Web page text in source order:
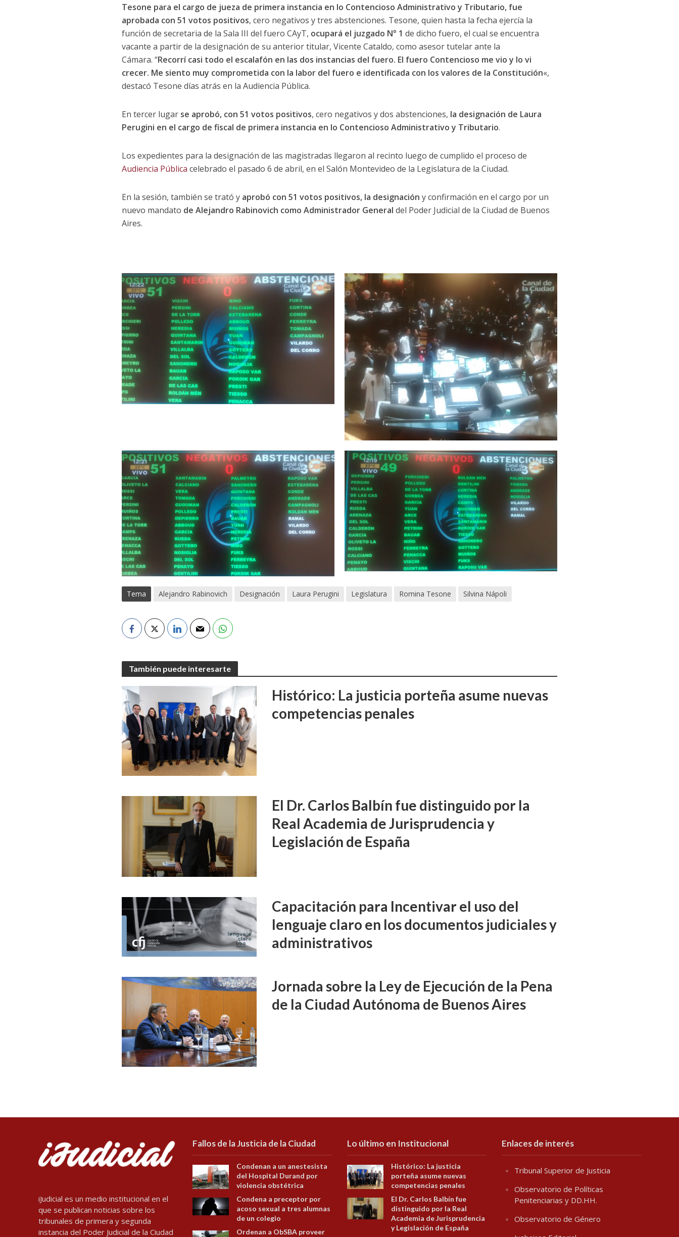
Tesone para el cargo de jueza de primera instancia en lo Contencioso Administrativo y Tributario, fue
aprobada con 51 votos positivos, cero negativos y tres abstenciones. Tesone, quien hasta la fecha ejercía la
función de secretaria de la Sala III del fuero CAyT, ocupará el juzgado N° 1 de dicho fuero, el cual se encuentra
vacante a partir de la designación de su anterior titular, Vicente Cataldo, como asesor tutelar ante la
Cámara. “Recorrí casi todo el escalafón en las dos instancias del fuero. El fuero Contencioso me vio y lo vi
crecer. Me siento muy comprometida con la labor del fuero e identificada con los valores de la Constitución«,
destacó Tesone días atrás en la Audiencia Pública.
En tercer lugar se aprobó, con 51 votos positivos, cero negativos y dos abstenciones, la designación de Laura
Perugini en el cargo de fiscal de primera instancia en lo Contencioso Administrativo y Tributario.
Los expedientes para la designación de las magistradas llegaron al recinto luego de cumplido el proceso de
Audiencia Pública celebrado el pasado 6 de abril, en el Salón Montevideo de la Legislatura de la Ciudad.
En la sesión, también se trató y aprobó con 51 votos positivos, la designación y confirmación en el cargo por un
nuevo mandato de Alejandro Rabinovich como Administrador General del Poder Judicial de la Ciudad de Buenos
Aires.
Tema Alejandro Rabinovich Designación Laura Perugini Legislatura Romina Tesone Silvina Nápoli
También puede interesarte
Histórico: La justicia porteña asume nuevas
competencias penales
El Dr. Carlos Balbín fue distinguido por la
Real Academia de Jurisprudencia y
Legislación de España
Capacitación para Incentivar el uso del
lenguaje claro en los documentos judiciales y
administrativos
Jornada sobre la Ley de Ejecución de la Pena
de la Ciudad Autónoma de Buenos Aires
iJudicial es un medio institucional en el
que se publican noticias sobre los
tribunales de primera y segunda
instancia del Poder Judicial de la Ciudad
Fallos de la Justicia de la Ciudad
Condenan a un anestesista
del Hospital Durand por
violencia obstétrica
Condena a preceptor por
acoso sexual a tres alumnas
de un colegio
Ordenan a ObSBA proveer
Lo último en Institucional
Histórico: La justicia
porteña asume nuevas
competencias penales
El Dr. Carlos Balbín fue
distinguido por la Real
Academia de Jurisprudencia
y Legislación de España
Enlaces de interés
Tribunal Superior de Justicia
Observatorio de Políticas
Penitenciarias y DD.HH.
Observatorio de Género